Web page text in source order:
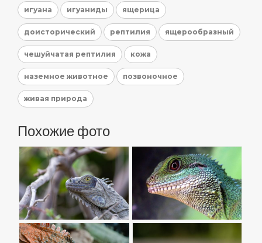
игуана игуаниды ящерица
доисторический рептилия ящерообразный
чешуйчатая рептилия кожа
наземное животное позвоночное
живая природа
Похожие фото